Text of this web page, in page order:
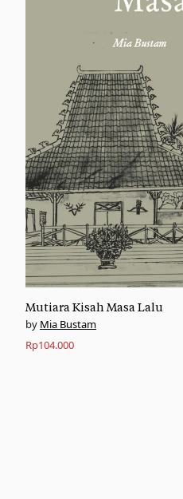
Mutiara Kisah Masa Lalu
Mia Bustam
Rp104.000